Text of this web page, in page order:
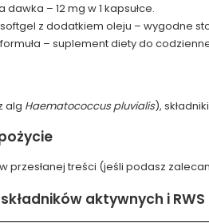
dawka – 12 mg w 1 kapsułce.
z dodatkiem oleju – wygodne
– suplement diety do
alg Haematococcus pluvialis),
przesłanej treści (jeśli podasz
aktywnych i RWS